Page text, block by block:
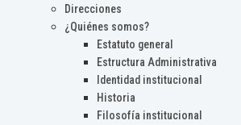
Direcciones
¿Quiénes somos?
Estatuto general
Estructura Administrativa
Identidad institucional
Historia
Filosofía institucional